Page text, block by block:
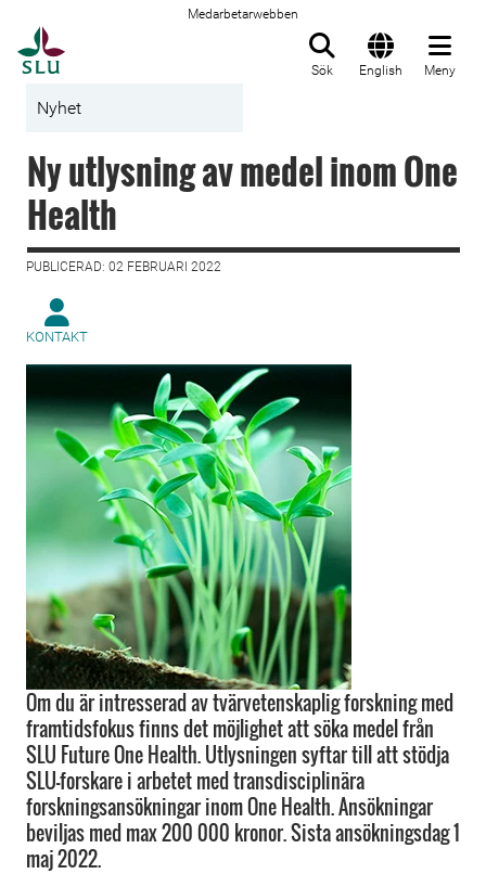
Medarbetarwebben
Sök English Meny
Nyhet
Ny utlysning av medel inom One
Health
PUBLICERAD: 02 FEBRUARI 2022
KONTAKT
Om du är intresserad av tvärvetenskaplig forskning med
framtidsfokus finns det möjlighet att söka medel från
SLU Future One Health. Utlysningen syftar till att stödja
SLU-forskare i arbetet med transdisciplinära
forskningsansökningar inom One Health. Ansökningar
beviljas med max 200 000 kronor. Sista ansökningsdag 1
maj 2022.